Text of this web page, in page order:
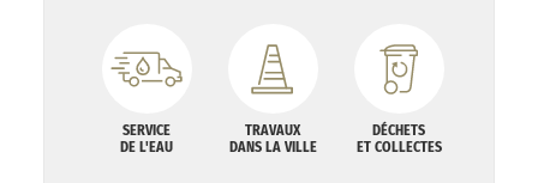
SERVICE
DE L'EAU
TRAVAUX
DANS LA VILLE
DÉCHETS
ET COLLECTES